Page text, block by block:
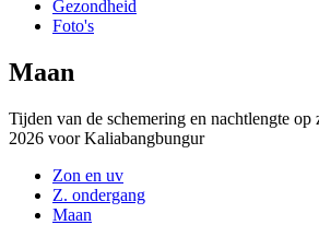
Gezondheid
Foto's
Maan
Tijden van de schemering en nachtlengte op
2026 voor Kaliabangbungur
Zon en uv
Z. ondergang
Maan